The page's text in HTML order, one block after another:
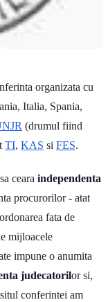
organizata cu
Italia, Spania,
(drumul fiind
TI, KAS si FES.
ceara independenta
procurorilor - atat
fata de
mijloacele
impune o anumita
judecatorilor si,
conferintei am